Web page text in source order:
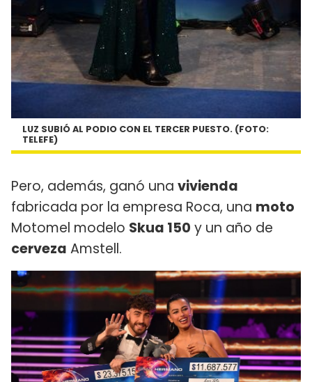
LUZ SUBIÓ AL PODIO CON EL TERCER PUESTO. (FOTO:
TELEFE)
Pero, además, ganó una vivienda
fabricada por la empresa Roca, una moto
Motomel modelo Skua 150 y un año de
cerveza Amstell.